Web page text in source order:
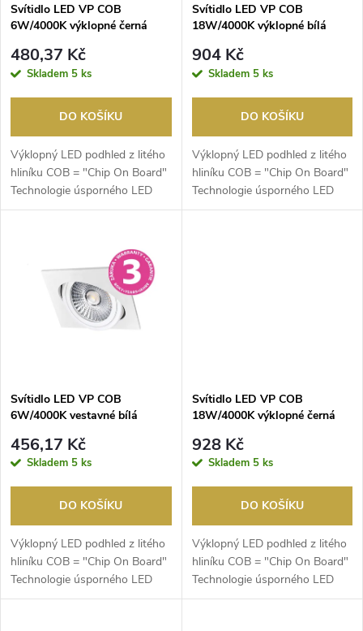
p
r
o
d
u
p
r
d
u
Svítidlo LED VP COB
6W/4000K výklopné černá
480,37 Kč
Skladem 5 ks
DO KOŠÍKU
Výklopný LED podhled z litého
hliníku COB = "Chip On Board"
Technologie úsporného LED
multichipu s v...
Svítidlo LED VP COB
18W/4000K výklopné bílá
904 Kč
Skladem 5 ks
DO KOŠÍKU
Výklopný LED podhled z litého
hliníku COB = "Chip On Board"
Technologie úsporného LED
multichipu s v...
Svítidlo LED VP COB
6W/4000K vestavné bílá
456,17 Kč
Skladem 5 ks
DO KOŠÍKU
Výklopný LED podhled z litého
hliníku COB = "Chip On Board"
Technologie úsporného LED
multichipu s v...
Svítidlo LED VP COB
18W/4000K výklopné černá
928 Kč
Skladem 5 ks
DO KOŠÍKU
Výklopný LED podhled z litého
hliníku COB = "Chip On Board"
Technologie úsporného LED
multichipu s v...